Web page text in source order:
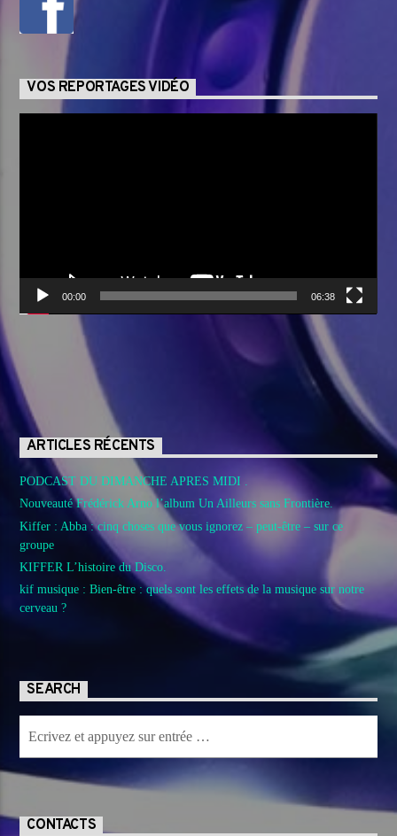
VOS REPORTAGES VIDÉO
00:00 06:38
ARTICLES RÉCENTS
PODCAST DU DIMANCHE APRES MIDI .
Nouveauté Frédérick Arno l’album Un Ailleurs sans Frontière.
Kiffer : Abba : cinq choses que vous ignorez – peut-être – sur ce
groupe
KIFFER L’histoire du Disco.
kif musique : Bien-être : quels sont les effets de la musique sur notre
cerveau ?
SEARCH
CONTACTS